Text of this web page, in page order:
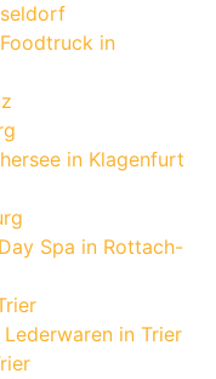
in
in Klagenfurt
Spa in Rottach-
in Trier